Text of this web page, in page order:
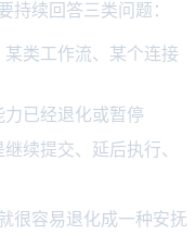
持续回答三类问题：
类工作流、某个连接
已经退化或暂停
续提交、延后执行、
很容易退化成一种安抚